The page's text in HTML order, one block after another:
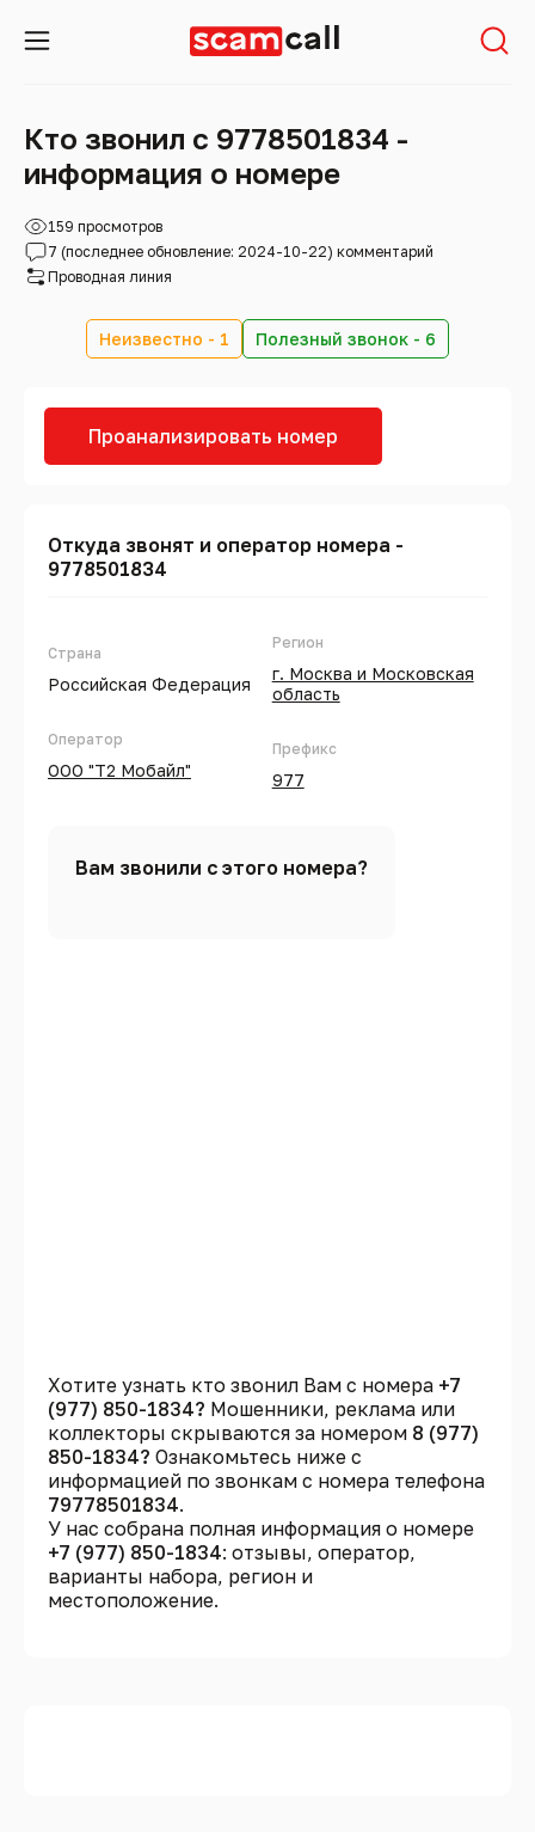
Кто звонил с 9778501834 -
информация о номере
159 просмотров
7 (последнее обновление: 2024-10-22) комментарий
Проводная линия
Неизвестно - 1 Полезный звонок - 6
Проанализировать номер
Откуда звонят и оператор номера -
9778501834
Страна
Российская Федерация
Оператор
ООО "Т2 Мобайл"
Регион
г. Москва и Московская
область
Префикс
977
Вам звонили с этого номера?
Хотите узнать кто звонил Вам с номера +7
(977) 850-1834? Мошенники, реклама или
коллекторы скрываются за номером 8 (977)
850-1834? Ознакомьтесь ниже с
информацией по звонкам с номера телефона
79778501834.
У нас собрана полная информация о номере
+7 (977) 850-1834: отзывы, оператор,
варианты набора, регион и
местоположение.